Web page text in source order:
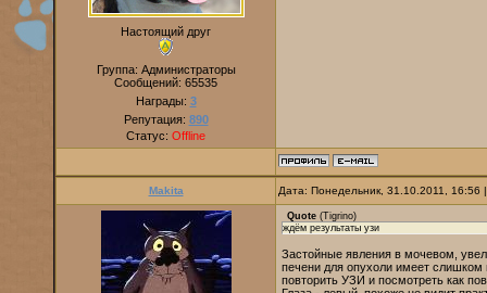
Настоящий друг
Группа: Администраторы
Сообщений: 65535
Награды: 3
Репутация: 890
Статус: Offline
Makita Дата: Понедельник, 31.10.2011,
Quote (Tigrino)
ждём результаты узи
Застойные явления в мочевом,
печени для опухоли имеет слишком
повторить УЗИ и посмотреть как